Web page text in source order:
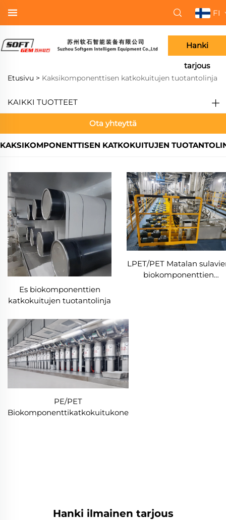
FI
Hanki
tarjous
Etusivu > Kaksikomponenttisen katkokuitujen tuotantolinja
KAIKKI TUOTTEET
Ota yhteyttä
KAKSIKOMPONENTTISEN KATKOKUITUJEN
Es biokomponenttien
katkokuitujen tuotantolinja
LPET/PET Matalan
biokomponenttien
PE/PET
Biokomponenttikatkokuitukone
Hanki ilmainen tarjous